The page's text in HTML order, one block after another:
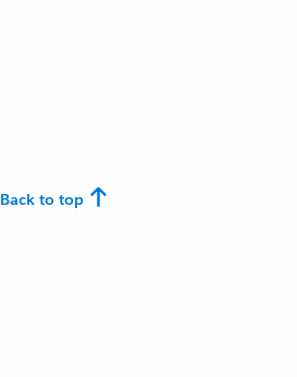
Back to top